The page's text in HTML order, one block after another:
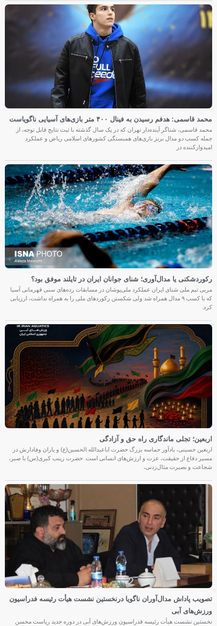
محمد قاسمی: هدفم رسیدن به فینال ۴۰۰ متر بازی‌های آسیایی ناگویاست
محمد قاسمی، شناگر آینده‌دار تهران که در یک سال گذشته با ثبت نتایج قابل توجه، از
جمله کسب دو مدال برنز بازی‌های همبستگی کشورهای اسلامی ریاض و عملکرد
امیدوارکننده در
رکوردشکنی یا مدال‌آوری؛ شنای جوانان ایران در تایلند موفق بود؟
مربی تیم ملی شنای ایران عملکرد ملی‌پوشان در مسابقات رده‌های سنی قهرمانی آسیا
که با کسب ۹ مدال همراه شد ولی شکستن رکوردهای ملی را به همراه نداشت، ارزیابی
کرد.
اربعین؛ تجلی ماندگاری راه حق و آزادگی
اربعین حسینی، یادآور حماسه بزرگ حضرت اباعبدالله الحسین(ع) و یاران وفادارش در
مسیر دفاع از حقیقت، عزت و ارزش‌های انسانی است. حضرت زینب کبری(س) با صبر،
شجاعت و بصیرت مثال‌زدنی،
تصویب پاداش مدال‌آوران ناگویا درنخستین نشست هیأت رئیسه فدراسیون
ورزش‌های آبی
نخستین نشست هیأت رئیسه فدراسیون ورزش‌های آبی در دوره جدید ریاست محسن